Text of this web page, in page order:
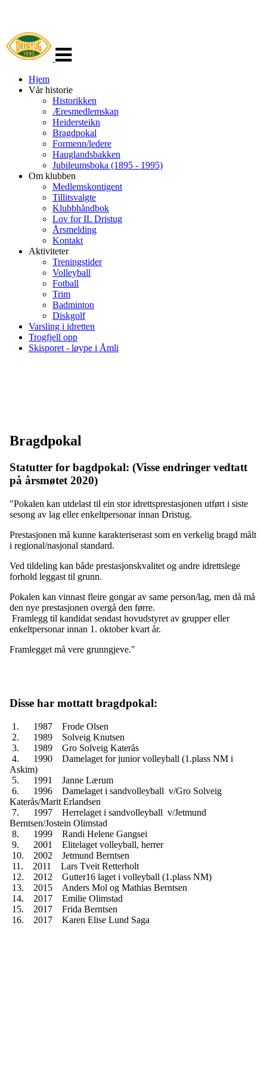
navigasjon
Hjem
Vår historie
Historikken
Æresmedlemskap
Heidersteikn
Bragdpokal
Formenn/ledere
Hauglandsbakken
Jubileumsboka (1895 - 1995)
Om klubben
Medlemskontigent
Tillitsvalgte
Klubbhåndbok
Lov for IL Dristug
Årsmelding
Kontakt
Aktiviteter
Treningstider
Volleyball
Fotball
Trim
Badminton
Diskgolf
Varsling i idretten
Trogfjell opp
Skisporet - løype i Åmli
Bragdpokal
Statutter for bagdpokal: (Visse endringer vedtatt
på årsmøtet 2020)
"Pokalen kan utdelast til ein stor idrettsprestasjonen utført i siste
sesong av lag eller enkeltpersonar innan Dristug.
Prestasjonen må kunne karakteriserast som en verkelig bragd målt
i regional/nasjonal standard.
Ved tildeling kan både prestasjonskvalitet og andre idrettslege
forhold leggast til grunn.
Pokalen kan vinnast fleire gongar av same person/lag, men då må
den nye prestasjonen overgå den førre.
Framlegg til kandidat sendast hovudstyret av grupper eller
enkeltpersonar innan 1. oktober kvart år.
Framlegget må vere grunngjeve."
Disse har mottatt bragdpokal:
1. 1987 Frode Olsen
2. 1989 Solveig Knutsen
3. 1989 Gro Solveig Katerås
4. 1990 Damelaget for junior volleyball (1.plass NM i
Askim)
5. 1991 Janne Lærum
6. 1996 Damelaget i sandvolleyball v/Gro Solveig
Katerås/Marit Erlandsen
7. 1997 Herrelaget i sandvolleyball v/Jetmund
Berntsen/Jostein Olimstad
8. 1999 Randi Helene Gangsei
9. 2001 Elitelaget volleyball, herrer
10. 2002 Jetmund Berntsen
11. 2011 Lars Tveit Retterholt
12. 2012 Gutter16 laget i volleyball (1.plass NM)
13. 2015 Anders Mol og Mathias Berntsen
14. 2017 Emilie Olimstad
15. 2017 Frida Berntsen
16. 2017 Karen Elise Lund Saga